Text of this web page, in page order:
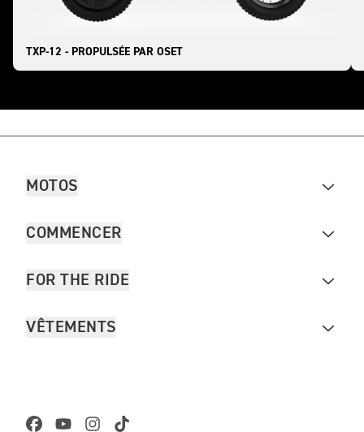
TXP-12 - PROPULSÉE PAR OSET
MOTOS
COMMENCER
FOR THE RIDE
VÊTEMENTS